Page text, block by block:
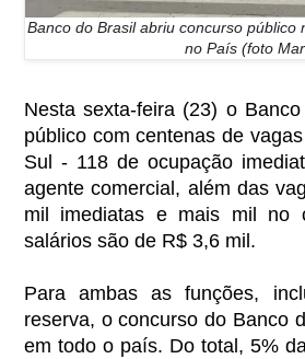
Banco do Brasil abriu concurso
no País (foto
Nesta sexta-feira (23) o
público com centenas de
Sul - 118 de ocupação
agente comercial, além das
mil imediatas e mais mil no
salários são de R$ 3,6 mil.
Para ambas as funções,
reserva, o concurso do Banco
em todo o país. Do total, 5%